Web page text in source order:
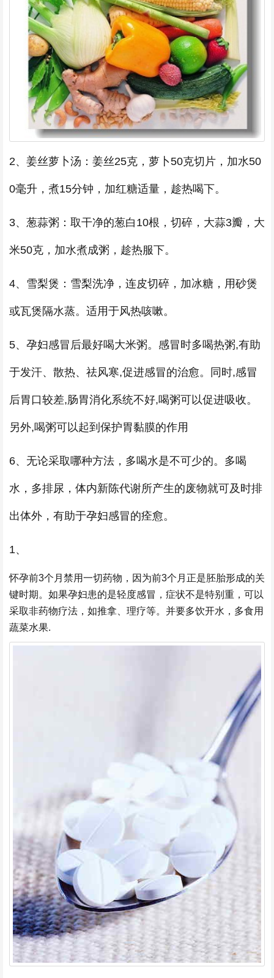
2、姜丝萝卜汤：姜丝25克，萝卜50克切片，加水50
0毫升，煮15分钟，加红糖适量，趁热喝下。
3、葱蒜粥：取干净的葱白10根，切碎，大蒜3瓣，大
米50克，加水煮成粥，趁热服下。
4、雪梨煲：雪梨洗净，连皮切碎，加冰糖，用砂煲
或瓦煲隔水蒸。适用于风热咳嗽。
5、孕妇感冒后最好喝大米粥。感冒时多喝热粥,有助
于发汗、散热、祛风寒,促进感冒的治愈。同时,感冒
后胃口较差,肠胃消化系统不好,喝粥可以促进吸收。
另外,喝粥可以起到保护胃黏膜的作用
6、无论采取哪种方法，多喝水是不可少的。多喝
水，多排尿，体内新陈代谢所产生的废物就可及时排
出体外，有助于孕妇感冒的痊愈。
1、
怀孕前3个月禁用一切药物，因为前3个月正是胚胎形成的关
键时期。如果孕妇患的是轻度感冒，症状不是特别重，可以
采取非药物疗法，如推拿、理疗等。并要多饮开水，多食用
蔬菜水果.